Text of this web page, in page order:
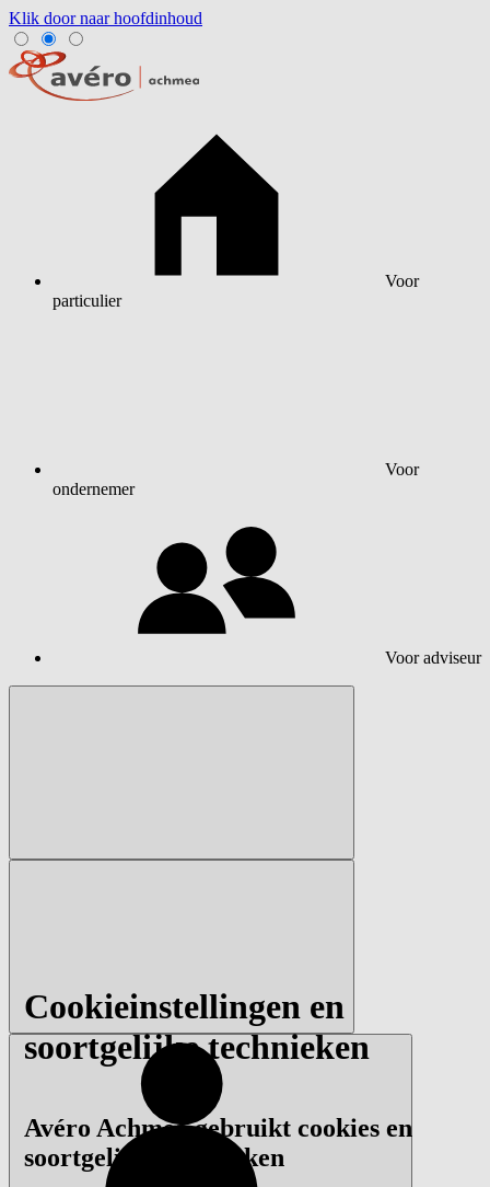
Klik door naar hoofdinhoud
Voor
particulier
Voor
ondernemer
Voor adviseur
Cookieinstellingen en
soortgelijke technieken
Avéro Achmea gebruikt cookies en
soortgelijke technieken